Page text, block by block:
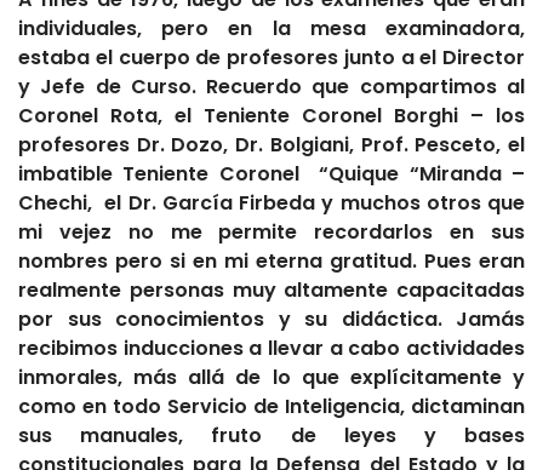
individuales, pero en la mesa examinadora,
estaba el cuerpo de profesores junto a el Director
y Jefe de Curso. Recuerdo que compartimos al
Coronel Rota, el Teniente Coronel Borghi – los
profesores Dr. Dozo, Dr. Bolgiani, Prof. Pesceto, el
imbatible Teniente Coronel “Quique “Miranda –
Chechi, el Dr. García Firbeda y muchos otros que
mi vejez no me permite recordarlos en sus
nombres pero si en mi eterna gratitud. Pues eran
realmente personas muy altamente capacitadas
por sus conocimientos y su didáctica. Jamás
recibimos inducciones a llevar a cabo actividades
inmorales, más allá de lo que explícitamente y
como en todo Servicio de Inteligencia, dictaminan
sus manuales, fruto de leyes y bases
constitucionales para la Defensa del Estado y la